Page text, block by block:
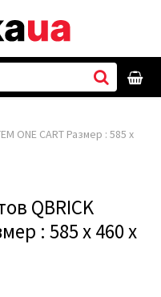
ONE CART Размер : 585 x
QBRICK
: 585 x 460 x